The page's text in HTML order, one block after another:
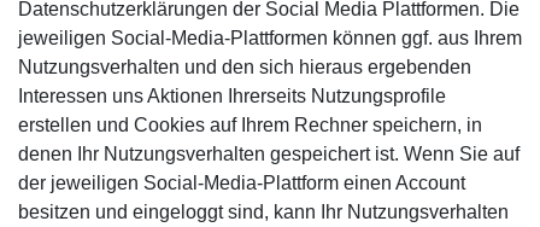
Datenschutzerklärungen der Social Media Plattformen. Die
jeweiligen Social-Media-Plattformen können ggf. aus Ihrem
Nutzungsverhalten und den sich hieraus ergebenden
Interessen uns Aktionen Ihrerseits Nutzungsprofile
erstellen und Cookies auf Ihrem Rechner speichern, in
denen Ihr Nutzungsverhalten gespeichert ist. Wenn Sie auf
der jeweiligen Social-Media-Plattform einen Account
besitzen und eingeloggt sind, kann Ihr Nutzungsverhalten